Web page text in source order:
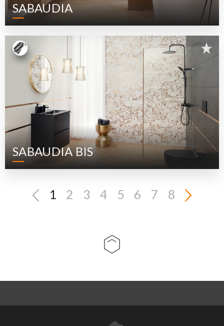
SABAUDIA
SABAUDIA BIS
1 2 3 4 5 6 7 8
KONTAKTDATEN